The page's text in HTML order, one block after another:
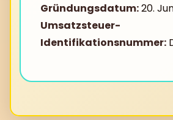
Gründungsdatum:20.
Umsatzsteuer-
Identifikationsnummer: